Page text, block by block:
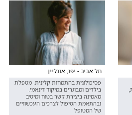
תל אביב - יפו, אונליין
פסיכולוגית בהתמחות קלינית. מטפלת
בילדים ומבוגרים במיקוד דינאמי.
מאמינה ביצירת קשר בטוח ומיטיב
ובהתאמת הטיפול לצרכים העכשוויים
של המטופל